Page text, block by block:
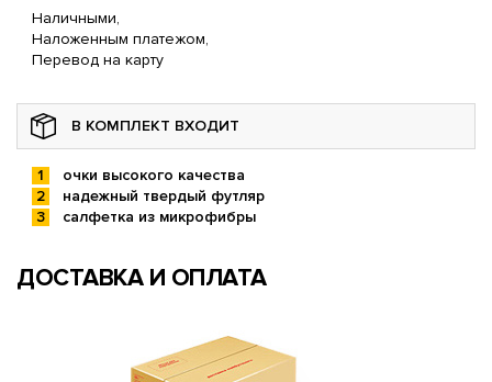
Наличными,
Наложенным платежом,
Перевод на карту
В КОМПЛЕКТ ВХОДИТ
очки высокого качества
надежный твердый футляр
салфетка из микрофибры
ДОСТАВКА И ОПЛАТА